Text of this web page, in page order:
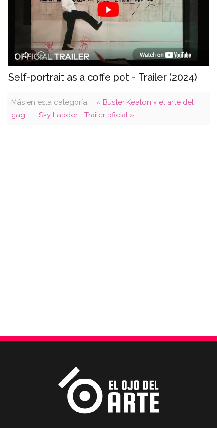
Self-portrait as a coffe pot - Trailer (2024)
Más en esta categoría:
« Buster Keaton y el arte del
gag
Sky Ladder - Trailer oficial »